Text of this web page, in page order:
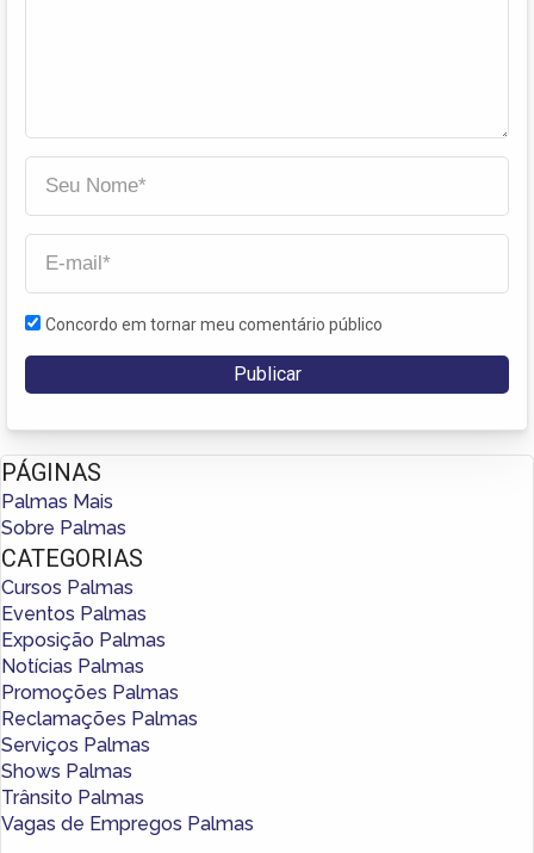
Concordo em tornar meu comentário público
PÁGINAS
Palmas Mais
Sobre Palmas
CATEGORIAS
Cursos Palmas
Eventos Palmas
Exposição Palmas
Notícias Palmas
Promoções Palmas
Reclamações Palmas
Serviços Palmas
Shows Palmas
Trânsito Palmas
Vagas de Empregos Palmas